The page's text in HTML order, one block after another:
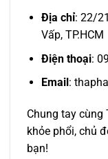
Địa chỉ: 22/
Vấp, TP.HCM
Điện thoại:
Email :
Chung tay
khỏe phổi, chủ
bạn!